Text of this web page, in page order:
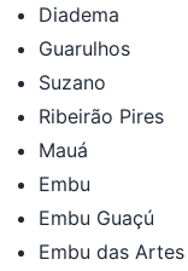
Diadema
Guarulhos
Suzano
Ribeirão Pires
Mauá
Embu
Embu Guaçú
Embu das Artes